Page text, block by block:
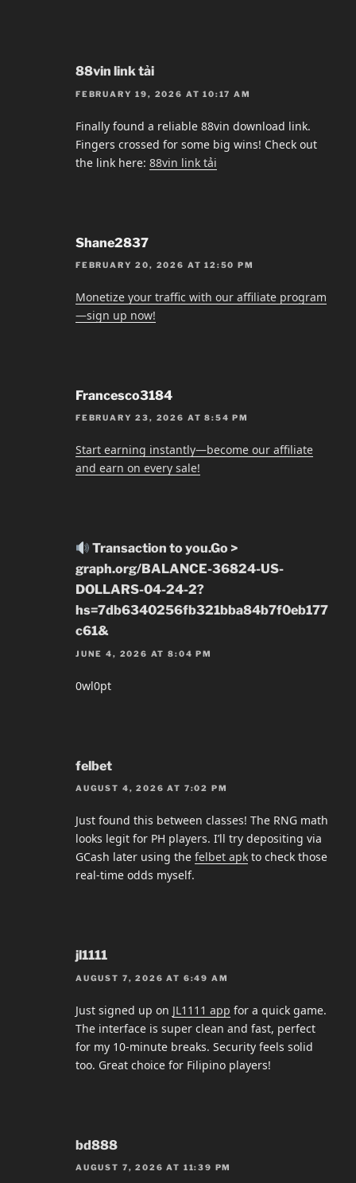
88vin link tải
FEBRUARY 19, 2026 AT 10:17 AM
Finally found a reliable 88vin download link.
Fingers crossed for some big wins! Check out
the link here: 88vin link tải
Shane2837
FEBRUARY 20, 2026 AT 12:50 PM
Monetize your traffic with our affiliate program
—sign up now!
Francesco3184
FEBRUARY 23, 2026 AT 8:54 PM
Start earning instantly—become our affiliate
and earn on every sale!
Transaction to you.Go >
graph.org/BALANCE-36824-US-
DOLLARS-04-24-2?
hs=7db6340256fb321bba84b7f0eb177
c61&
JUNE 4, 2026 AT 8:04 PM
0wl0pt
felbet
AUGUST 4, 2026 AT 7:02 PM
Just found this between classes! The RNG math
looks legit for PH players. I’ll try depositing via
GCash later using the felbet apk to check those
real-time odds myself.
jl1111
AUGUST 7, 2026 AT 6:49 AM
Just signed up on JL1111 app for a quick game.
The interface is super clean and fast, perfect
for my 10-minute breaks. Security feels solid
too. Great choice for Filipino players!
bd888
AUGUST 7, 2026 AT 11:39 PM